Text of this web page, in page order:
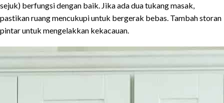
sejuk) berfungsi dengan baik. Jika ada dua tukang masak,
pastikan ruang mencukupi untuk bergerak bebas. Tambah storan
pintar untuk mengelakkan kekacauan.